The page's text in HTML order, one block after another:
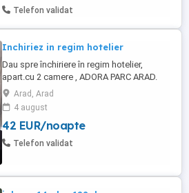
independente la orice ora din zi sau din
Telefon validat
Inchiriez in regim hotelier
Dau spre închiriere în regim hotelier,
apart.cu 2 camere , ADORA PARC ARAD.
Apartament complet utilat, cu loc de
parcare în zonă rezidențială, la 5 minute
de Atrium Mall, Gară și alte centre
comerciale.
Arad, Arad
4 august
42 EUR/noapte
Telefon validat